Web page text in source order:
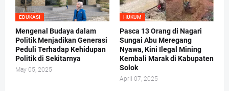
EDUKASI
Mengenal Budaya dalam
Politik Menjadikan Generasi
Peduli Terhadap Kehidupan
Politik di Sekitarnya
May 05, 2025
HUKUM
Pasca 13 Orang di Nagari
Sungai Abu Meregang
Nyawa, Kini Ilegal Mining
Kembali Marak di Kabupaten
Solok
April 07, 2025